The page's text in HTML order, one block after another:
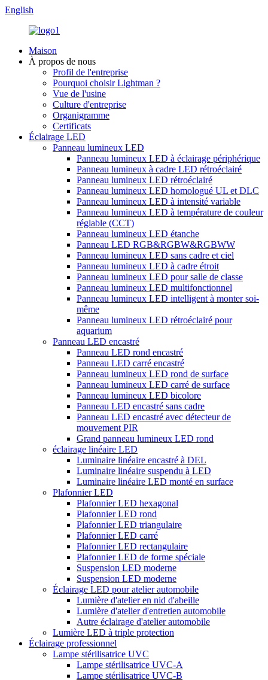
English
Maison
À propos de nous
Profil de l'entreprise
Pourquoi choisir Lightman ?
Vue de l'usine
Culture d'entreprise
Organigramme
Certificats
Éclairage LED
Panneau lumineux LED
Panneau lumineux LED à éclairage périphérique
Panneau lumineux à cadre LED rétroéclairé
Panneau lumineux LED rétroéclairé
Panneau lumineux LED homologué UL et DLC
Panneau lumineux LED à intensité variable
Panneau lumineux LED à température de couleur
réglable (CCT)
Panneau lumineux LED étanche
Panneau LED RGB&RGBW&RGBWW
Panneau lumineux LED sans cadre et ciel
Panneau lumineux LED à cadre étroit
Panneau lumineux LED pour salle de classe
Panneau lumineux LED multifonctionnel
Panneau lumineux LED intelligent à monter soi-
même
Panneau lumineux LED rétroéclairé pour
aquarium
Panneau LED encastré
Panneau LED rond encastré
Panneau LED carré encastré
Panneau lumineux LED rond de surface
Panneau lumineux LED carré de surface
Panneau lumineux LED bicolore
Panneau LED encastré sans cadre
Panneau LED encastré avec détecteur de
mouvement PIR
Grand panneau lumineux LED rond
éclairage linéaire LED
Luminaire linéaire encastré à DEL
Luminaire linéaire suspendu à LED
Luminaire linéaire LED monté en surface
Plafonnier LED
Plafonnier LED hexagonal
Plafonnier LED rond
Plafonnier LED triangulaire
Plafonnier LED carré
Plafonnier LED rectangulaire
Plafonnier LED de forme spéciale
Suspension LED moderne
Suspension LED moderne
Éclairage LED pour atelier automobile
Lumière d'atelier en nid d'abeille
Lumière d'atelier d'entretien automobile
Autre éclairage d'atelier automobile
Lumière LED à triple protection
Éclairage professionnel
Lampe stérilisatrice UVC
Lampe stérilisatrice UVC-A
Lampe stérilisatrice UVC-B